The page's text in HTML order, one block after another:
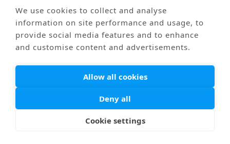
We use cookies to collect and analyse
information on site performance and usage, to
provide social media features and to enhance
and customise content and advertisements.
Allow all cookies
Deny all
Cookie settings